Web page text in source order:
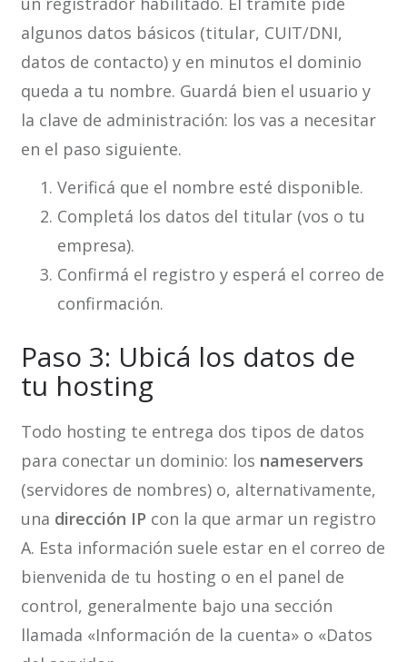
algunos datos básicos (titular, CUIT/DNI,
datos de contacto) y en minutos el dominio
queda a tu nombre. Guardá bien el usuario y
la clave de administración: los vas a necesitar
en el paso siguiente.
Verificá que el nombre esté disponible.
Completá los datos del titular (vos o tu
empresa).
Confirmá el registro y esperá el correo de
confirmación.
Paso 3: Ubicá los datos de
tu hosting
Todo hosting te entrega dos tipos de datos
para conectar un dominio: los nameservers
(servidores de nombres) o, alternativamente,
una dirección IP con la que armar un registro
A. Esta información suele estar en el correo de
bienvenida de tu hosting o en el panel de
control, generalmente bajo una sección
llamada «Información de la cuenta» o «Datos